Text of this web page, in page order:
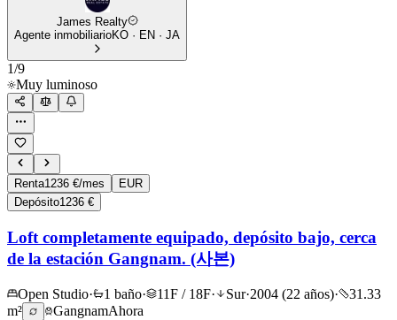
James Realty
Agente inmobiliarioKO · EN · JA
1/9
Muy luminoso
Renta1236 €/mes
EUR
Depósito1236 €
Loft completamente equipado, depósito bajo, cerca
de la estación Gangnam. (사본)
Open Studio· 1 baño· 11F / 18F· Sur·2004 (22 años)·
31.33
m²
GangnamAhora